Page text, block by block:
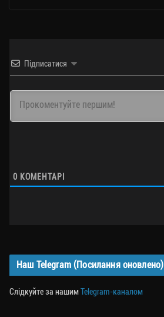
Підписатися
0 КОМЕНТАРІ
Наш Telegram (Посилання оновлено)
Слідкуйте за нашимTelegram-каналом